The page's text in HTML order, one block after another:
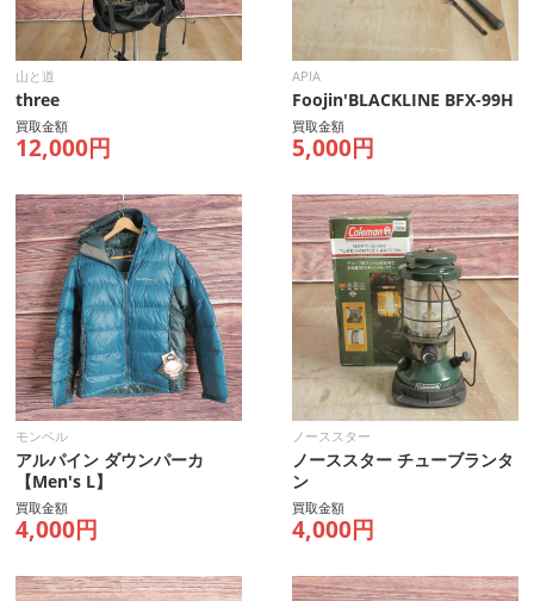
山と道
three
買取金額
12,000円
APIA
Foojin'BLACKLINE BFX-99H
買取金額
5,000円
モンベル
アルパイン ダウンパーカ
【Men's L】
買取金額
4,000円
ノーススター
ノーススター チューブランタ
ン
買取金額
4,000円